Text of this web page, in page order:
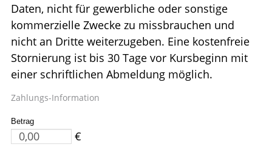
Daten, nicht für gewerbliche oder sonstige
kommerzielle Zwecke zu missbrauchen und
nicht an Dritte weiterzugeben. Eine kostenfreie
Stornierung ist bis 30 Tage vor Kursbeginn mit
einer schriftlichen Abmeldung möglich.
Zahlungs-Information
Betrag
€